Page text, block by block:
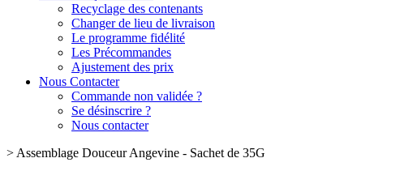
Recyclage des contenants
Changer de lieu de livraison
Le programme fidélité
Les Précommandes
Ajustement des prix
Nous Contacter
Commande non validée ?
Se désinscrire ?
Nous contacter
> Assemblage Douceur Angevine - Sachet de 35G